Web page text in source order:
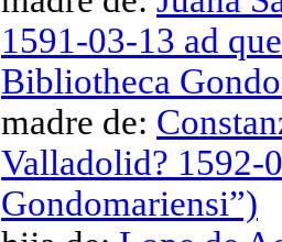
1591-03-13 ad
Bibliotheca
madre de:
Valladolid? 1592-
Gondomariensi”)